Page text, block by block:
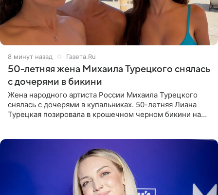
9 минут назад Газета.Ru
50-летняя жена Михаила Турецкого снялась
с дочерями в бикини
Жена народного артиста России Михаила Турецкого
снялась с дочерями в купальниках. 50-летняя Лиана
Турецкая позировала в крошечном черном бикини на